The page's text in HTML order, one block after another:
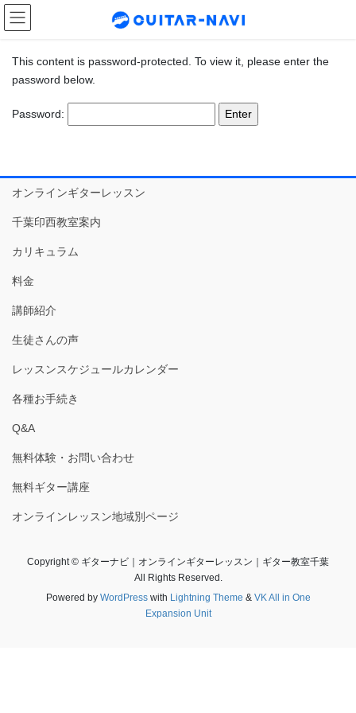
Skip
content
Skip
Navigation
This content is password-protected. To view it, please enter the
password below.
Password:
オンラインギターレッスン
千葉印西教室案内
カリキュラム
料金
講師紹介
生徒さんの声
レッスンスケジュールカレンダー
各種お手続き
Q&A
無料体験・お問い合わせ
無料ギター講座
オンラインレッスン地域別ページ
Copyright © ギターナビ｜オンラインギターレッスン｜ギター教室千葉
All Rights Reserved.
Powered by WordPresswith Lightning Theme & VK All in One
Expansion Unit